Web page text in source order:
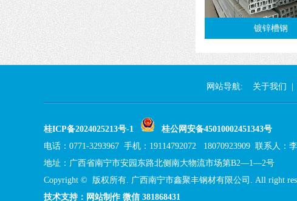
镀锌槽钢
网站导航: 关于我们
桂ICP备2024025213号-1
桂公网安备45010002451343号
电话：0771-3293967 手机：19114792072 18070923909 联系人：
地址：广西省南宁市安园东路北侧南大物流市场第B2—1—2号
Copyright © 版权所有. 广西南宁市鑫聚丰钢材有限公司. All right
技术支持：网站制作 微信 381868431